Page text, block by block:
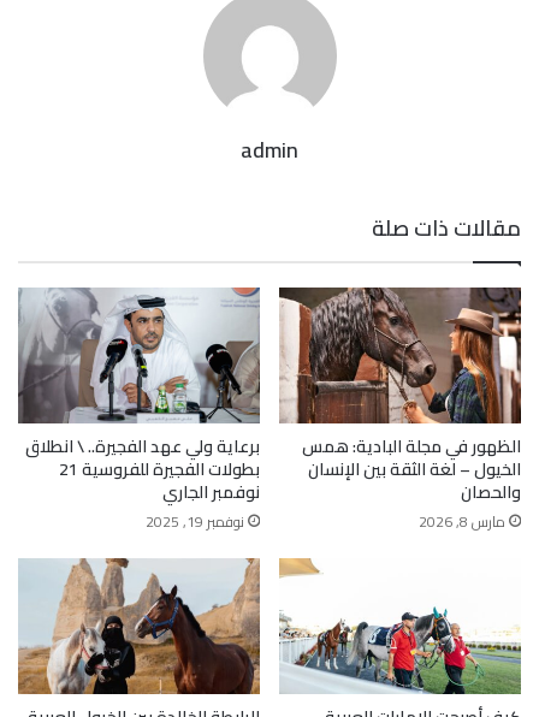
admin
مقالات ذات صلة
الظهور في مجلة البادية: همس
الخيول – لغة الثقة بين الإنسان
والحصان
مارس 8, 2026
برعاية ولي عهد الفجيرة.. \ انطلاق
بطولات الفجيرة للفروسية 21
نوفمبر الجاري
نوفمبر 19, 2025